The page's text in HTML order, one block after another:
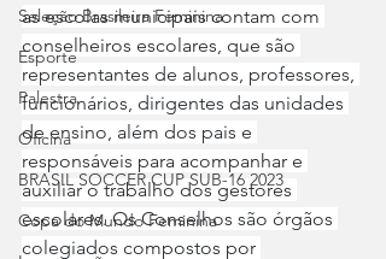
Seleção Brasileira Feminina
Esporte
Palestra
Oficina
BRASIL SOCCER CUP SUB-16 2023
Copa do Mundo Feminina
as escolas municipais contam com
conselheiros escolares, que são
representantes de alunos, professores,
funcionários, dirigentes das unidades
de ensino, além dos pais e
responsáveis para acompanhar e
auxiliar o trabalho dos gestores
escolares. Os Conselhos são órgãos
colegiados compostos por